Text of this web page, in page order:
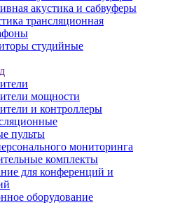
акустика и сабвуферы
трансляционная
студийные
мощности
и контроллеры
пульты
мониторинга
комплекты
для конференций и
оборудование